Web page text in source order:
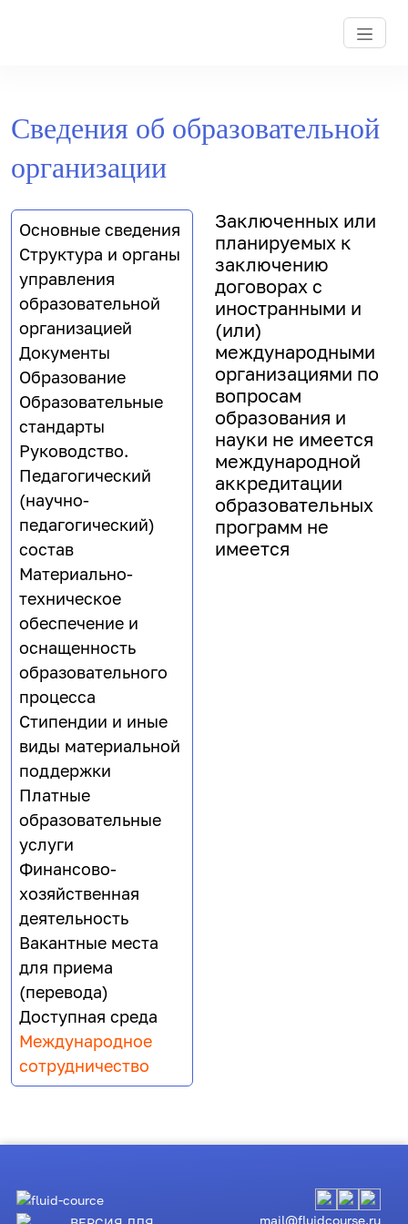
Сведения об образовательной
организации
Основные сведения
Структура и органы
управления
образовательной
организацией
Документы
Образование
Образовательные
стандарты
Руководство.
Педагогический
(научно-
педагогический)
состав
Материально-
техническое
обеспечение и
оснащенность
образовательного
процесса
Стипендии и иные
виды материальной
поддержки
Платные
образовательные
услуги
Финансово-
хозяйственная
деятельность
Вакантные места
для приема
(перевода)
Доступная среда
Международное
сотрудничество
Заключенных или
планируемых к
заключению
договорах с
иностранными и
(или)
международными
организациями по
вопросам
образования и
науки не имеется
международной
аккредитации
образовательных
программ не
имеется
mail@fluidcourse.ru